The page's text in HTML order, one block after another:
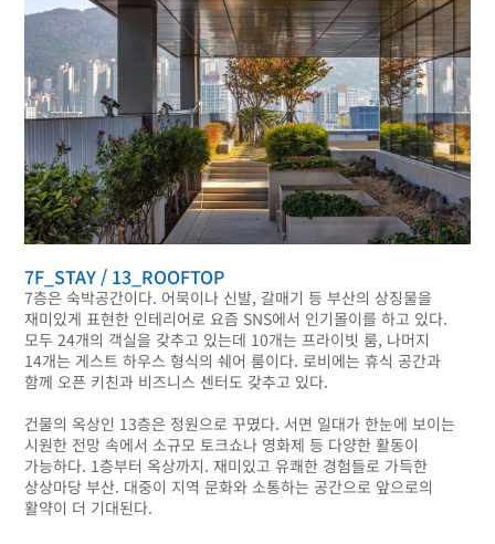
7F_STAY / 13_ROOFTOP
7층은 숙박공간이다. 어묵이나 신발, 갈매기 등 부산의 상징물을
재미있게 표현한 인테리어로 요즘 SNS에서 인기몰이를 하고 있다.
모두 24개의 객실을 갖추고 있는데 10개는 프라이빗 룸, 나머지
14개는 게스트 하우스 형식의 쉐어 룸이다. 로비에는 휴식 공간과
함께 오픈 키친과 비즈니스 센터도 갖추고 있다.
건물의 옥상인 13층은 정원으로 꾸몄다. 서면 일대가 한눈에 보이는
시원한 전망 속에서 소규모 토크쇼나 영화제 등 다양한 활동이
가능하다. 1층부터 옥상까지. 재미있고 유쾌한 경험들로 가득한
상상마당 부산. 대중이 지역 문화와 소통하는 공간으로 앞으로의
활약이 더 기대된다.